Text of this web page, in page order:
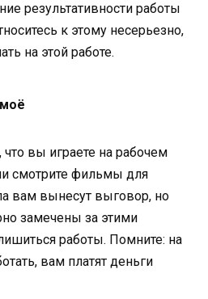
результативности работы
к этому несерьезно,
на этой работе.
что вы играете на рабочем
смотрите фильмы для
вам вынесут выговор, но
замечены за этими
работы. Помните: на
вам платят деньги